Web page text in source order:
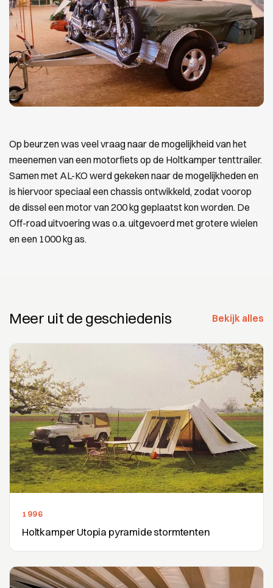
Op beurzen was veel vraag naar de mogelijkheid van het
meenemen van een motorfiets op de Holtkamper tenttrailer.
Samen met AL-KO werd gekeken naar de mogelijkheden en
is hiervoor speciaal een chassis ontwikkeld, zodat voorop
de dissel een motor van 200 kg geplaatst kon worden. De
Off-road uitvoering was o.a. uitgevoerd met grotere wielen
en een 1000 kg as.
Meer uit de geschiedenis Bekijk alles
1996
Holtkamper Utopia pyramide stormtenten